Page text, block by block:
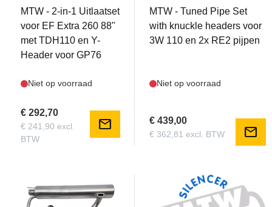
MTW - 2-in-1 Uitlaatset
voor EF Extra 260 88"
met TDH110 en Y-
Header voor GP76
Niet op voorraad
€ 292,70
€ 241,90 excl.
BTW
mail
MTW - Tuned Pipe Set
with knuckle headers voor
3W 110 en 2x RE2 pijpen
Niet op voorraad
€ 439,00
€ 362,81 excl. BTW mail